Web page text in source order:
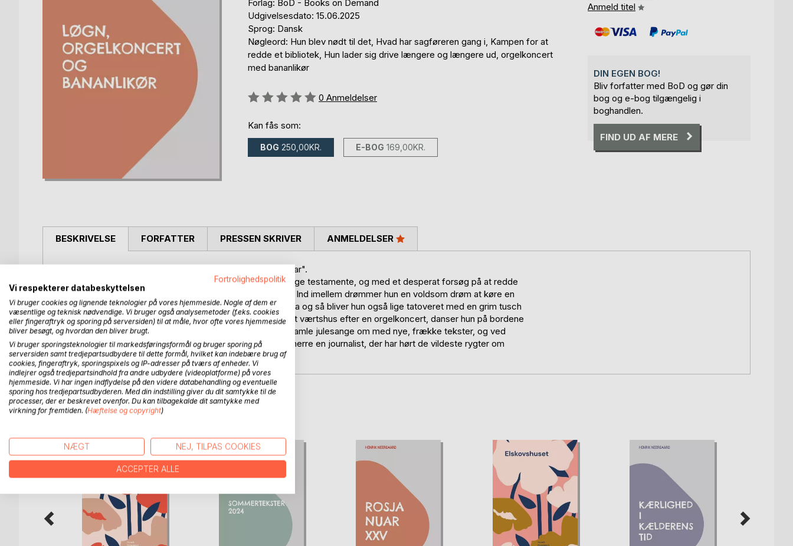
Forlag: BoD - Books on Demand
Udgivelsesdato: 15.06.2025
Sprog: Dansk
Nøgleord: Hun blev nødt til det, Hvad har sagføreren gang i, Kampen for at
redde et bibliotek, Hun lader sig drive længere og længere ud, orgelkoncert
med bananlikør
Anmeldelse::
0 Anmeldelser
Kan fås som:
BOG 250,00KR. E-BOG 169,00KR.
Anmeld titel
DIN EGEN BOG!
Bliv forfatter med BoD og gør din
bog og e-bog tilgængelig i
boghandlen.
FIND UD AF MERE
BESKRIVELSE
5. bind af betaudgaven af "Kunsten at forføre en bibliotekar".
Bibliotekaren Bente får sin sag for, både med det mærkelige testamente, og med et desperat forsøg på at redde
det lokale bibliotek fra lukning med utraditionelle metoder. Ind imellem drømmer hun en voldsom drøm at køre en
lastbilkamp mod sagførerens kone på en Truck Fight Arena og så bliver hun også lige tatoveret med en grim tusch
for at redde et børnehjem. Efter at have blameret sig på et værtshus efter en orgelkoncert, danser hun på bordene
ved en julefrokost. hvor veninden Suzzie har skrevet de gamle julesange om med nye, frække tekster, og ved
nytårsmiddagen med byens største torsk er hendes bordherre en journalist, der har hørt de vildeste rygter om
hende.
FORFATTER PRESSEN SKRIVER ANMELDELSER
FLERE TITLER HOS
Fortrolighedspolitik
Vi respekterer databeskyttelsen
Vi bruger cookies og lignende teknologier på vores hjemmeside. Nogle af dem er
væsentlige og teknisk nødvendige. Vi bruger også analysemetoder (f.eks. cookies
eller fingeraftryk og sporing på serversiden) til at måle, hvor ofte vores hjemmeside
bliver besøgt, og hvordan den bliver brugt.
Vi bruger sporingsteknologier til markedsføringsformål og bruger sporing på
serversiden samt tredjepartsudbydere til dette formål, hvilket kan indebære brug af
cookies, fingeraftryk, sporingspixels og IP-adresser på tværs af enheder. Vi
indlejrer også tredjepartsindhold fra andre udbydere (videoplatforme) på vores
hjemmeside. Vi har ingen indflydelse på den videre databehandling og eventuelle
sporing hos tredjepartsudbyderen. Med din indstilling giver du dit samtykke til de
processer, der er beskrevet ovenfor. Du kan tilbagekalde dit samtykke med
virkning for fremtiden. (Hæftelse og copyright)
NÆGT NEJ, TILPAS COOKIES
ACCEPTER ALLE